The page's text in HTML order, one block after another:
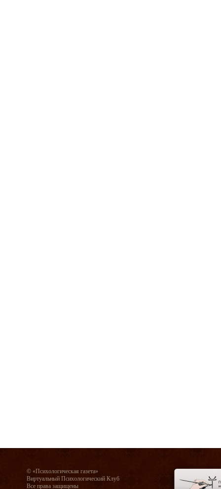
© «Психологическая газета»
Виртуальный Психологический Клуб
Все права защищены